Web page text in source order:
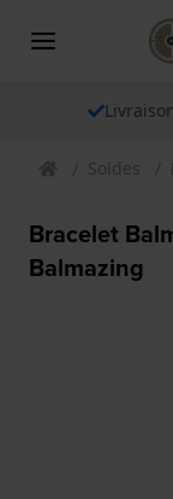
Soldes
Bracelet
Balmazing